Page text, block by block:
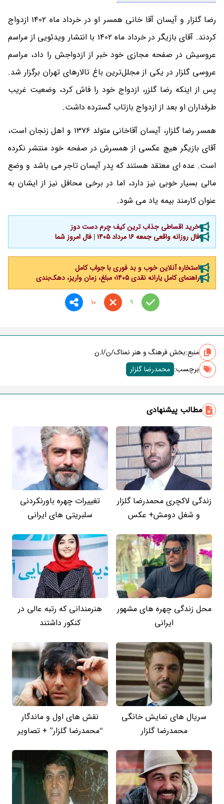
رضا گلزار و آیسان آقا خانی همسر او در خرداد ماه 1402 ازدواج
کردند. آقای بازیگر در خرداد ماه 1402 با انتشار ویدئویی از مراسم
عروسیش در صفحه مجازی خود خبر از ازدواجش را داد، مراسم
عروسی گلزار در یکی از مجلل‌ترین باغ تالارهای تهران برگزار شد.
پس از اینکه رضا گلزر، ازدواج خود را فاش کرد، وضعیت غریب
طرفداران او بعد از ازدواج بازتاب گسترده داشت.
همسر رضا گلزار، آیسان آقاخانی متولد 1376 و اهل زنجان است،
آقای بازیگر هیچ عکسی از همسرش در صفحه خود منتشر نکرده
است. عده ای معتقد هستند که پدر آیسان تاجر می باشد و وضع
مالی بسیار خوبی نیز دارد، اما در برخی محافل نیز از ایشان به
عنوان کارمند بیمه یاد می شود.
خرید اقساطی جذاب ترین کیف چرم دست دوز
فال روزانه واقعی جمعه ۱۶ مرداد ۱۴۰۵ | فال امروز شما
استخاره آنلاین خوب و بد فوری با جواب کامل
راهنمای کامل یارانه نقدی ۱۴۰۵؛ مبلغ، زمان واریز، دهک‌بندی
9
10
منبع:بخش فرهنگ و هنر نمناک/ن/ا.ن
برچسب‌: محمدرضا گلزار
مطالب پیشنهادی
زندگی لاکچری محمدرضا گلزار
و شغل دومش+ عکس
تغییرات چهره باورنکردنی
سلبریتی های ایرانی
محل زندگی چهره های مشهور
ایرانی
هنرمندانی که رتبه عالی در
کنکور داشتند
سریال های نمایش خانگی
محمدرضا گلزار
نقش های اول و ماندگار
“محمدرضا گلزار” + تصاویر